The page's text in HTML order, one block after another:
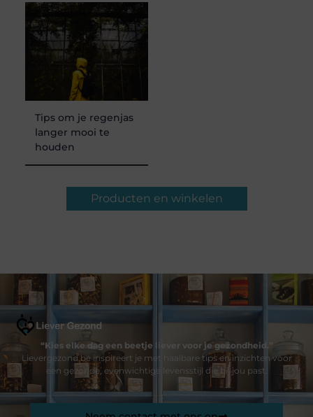
Tips om je regenjas
langer mooi te
houden
Producten en winkelen
“Kies elke dag een beetje liever voor je gezondheid.”
Lievergezond.be inspireert je met haalbare tips en inzichten voor
een gezonde, evenwichtige levensstijl die bij jou past.